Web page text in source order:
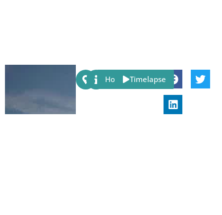
Share:
Host Timelapse